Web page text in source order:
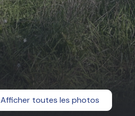
Afficher toutes les photos